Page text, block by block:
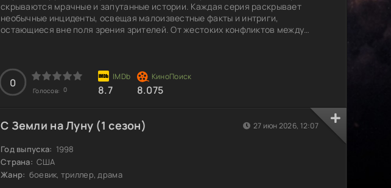
скрываются мрачные и запутанные истории. Каждая серия раскрывает
необычные инциденты, освещая малоизвестные факты и интриги,
остающиеся вне поля зрения зрителей. От жестоких конфликтов между
и жестокой реальностью,
0
Голосов: 0 8.7 8.075
С Земли на Луну (1 сезон)
Год выпуска: 1998
Страна: США
Жанр: боевик, триллер, драма
27 июн 2026, 12:07